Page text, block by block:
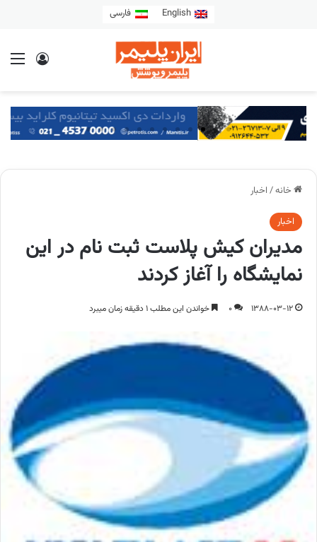
English فارسی
خانه/ اخبار
اخبار
مدیران کیش پلاست ثبت نام در این
نمایشگاه را آغاز کردند
1388-03-12
0 خواندن این مطلب 1 دقیقه زمان میبرد